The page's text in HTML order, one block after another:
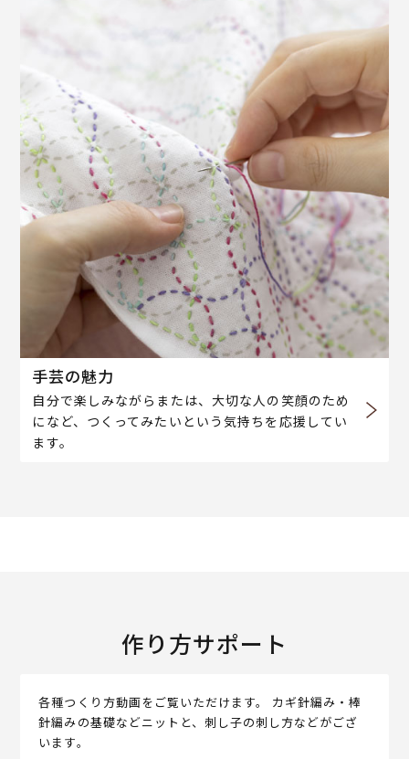
手芸の魅力
自分で楽しみながらまたは、大切な人の笑顔のため
になど、つくってみたいという気持ちを応援してい
ます。
作り方サポート
各種つくり方動画をご覧いただけます。 カギ針編み・棒
針編みの基礎などニットと、刺し子の刺し方などがござ
います。